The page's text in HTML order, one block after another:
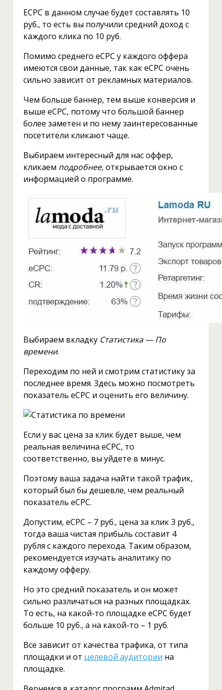
ЕCPC в данном случае будет составлять 10
руб., то есть вы получили средний доход с
каждого клика по 10 руб.
Помимо среднего eCPC у каждого оффера
имеются свои данные, так как eCPC очень
сильно зависит от рекламных материалов.
Чем больше баннер, тем выше конверсия и
выше eCPC, потому что большой баннер
более заметен и по нему заинтересованные
посетители кликают чаще.
Выбираем интересный для нас оффер,
кликаем подробнее, открывается окно с
информацией о программе.
Выбираем вкладку Статистика — По
времени.
Переходим по ней и смотрим статистику за
последнее время. Здесь можно посмотреть
показатель eCPC и оценить его величину.
Если у вас цена за клик будет выше, чем
реальная величина eCPC, то
соответственно, вы уйдете в минус.
Поэтому ваша задача найти такой трафик,
который был бы дешевле, чем реальный
показатель eCPC.
Допустим, eCPC – 7 руб., цена за клик 3 руб.,
тогда ваша чистая прибыль составит 4
рубля с каждого перехода. Таким образом,
рекомендуется изучать аналитику по
каждому офферу.
Но это средний показатель и он может
сильно различаться на разных площадках.
То есть, на какой-то площадке eCPC будет
больше 10 руб., а на какой-то – 1 руб.
Все зависит от качества трафика, от типа
площадки и от целевой аудитории на
площадке.